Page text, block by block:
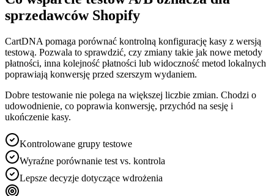
sprzedawców Shopify
CartDNA pomaga porównać kontrolną konfigurację kasy z wersją
testową. Pozwala to sprawdzić, czy zmiany takie jak nowe metody
płatności, inna kolejność płatności lub widoczność metod lokalnych
poprawiają konwersję przed szerszym wydaniem.
Dobre testowanie nie polega na większej liczbie zmian. Chodzi o
udowodnienie, co poprawia konwersję, przychód na sesję i
ukończenie kasy.
Kontrolowane grupy testowe
Wyraźne porównanie test vs. kontrola
Lepsze decyzje dotyczące wdrożenia